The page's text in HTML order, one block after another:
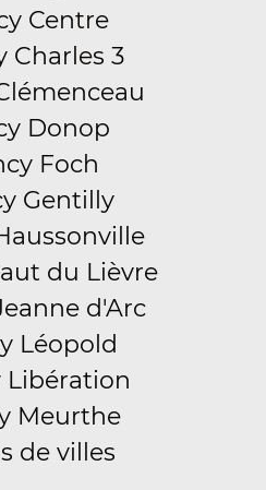
Centre
Charles 3
Donop
Foch
Gentilly
du Lièvre
d'Arc
Léopold
Libération
Meurthe
de villes